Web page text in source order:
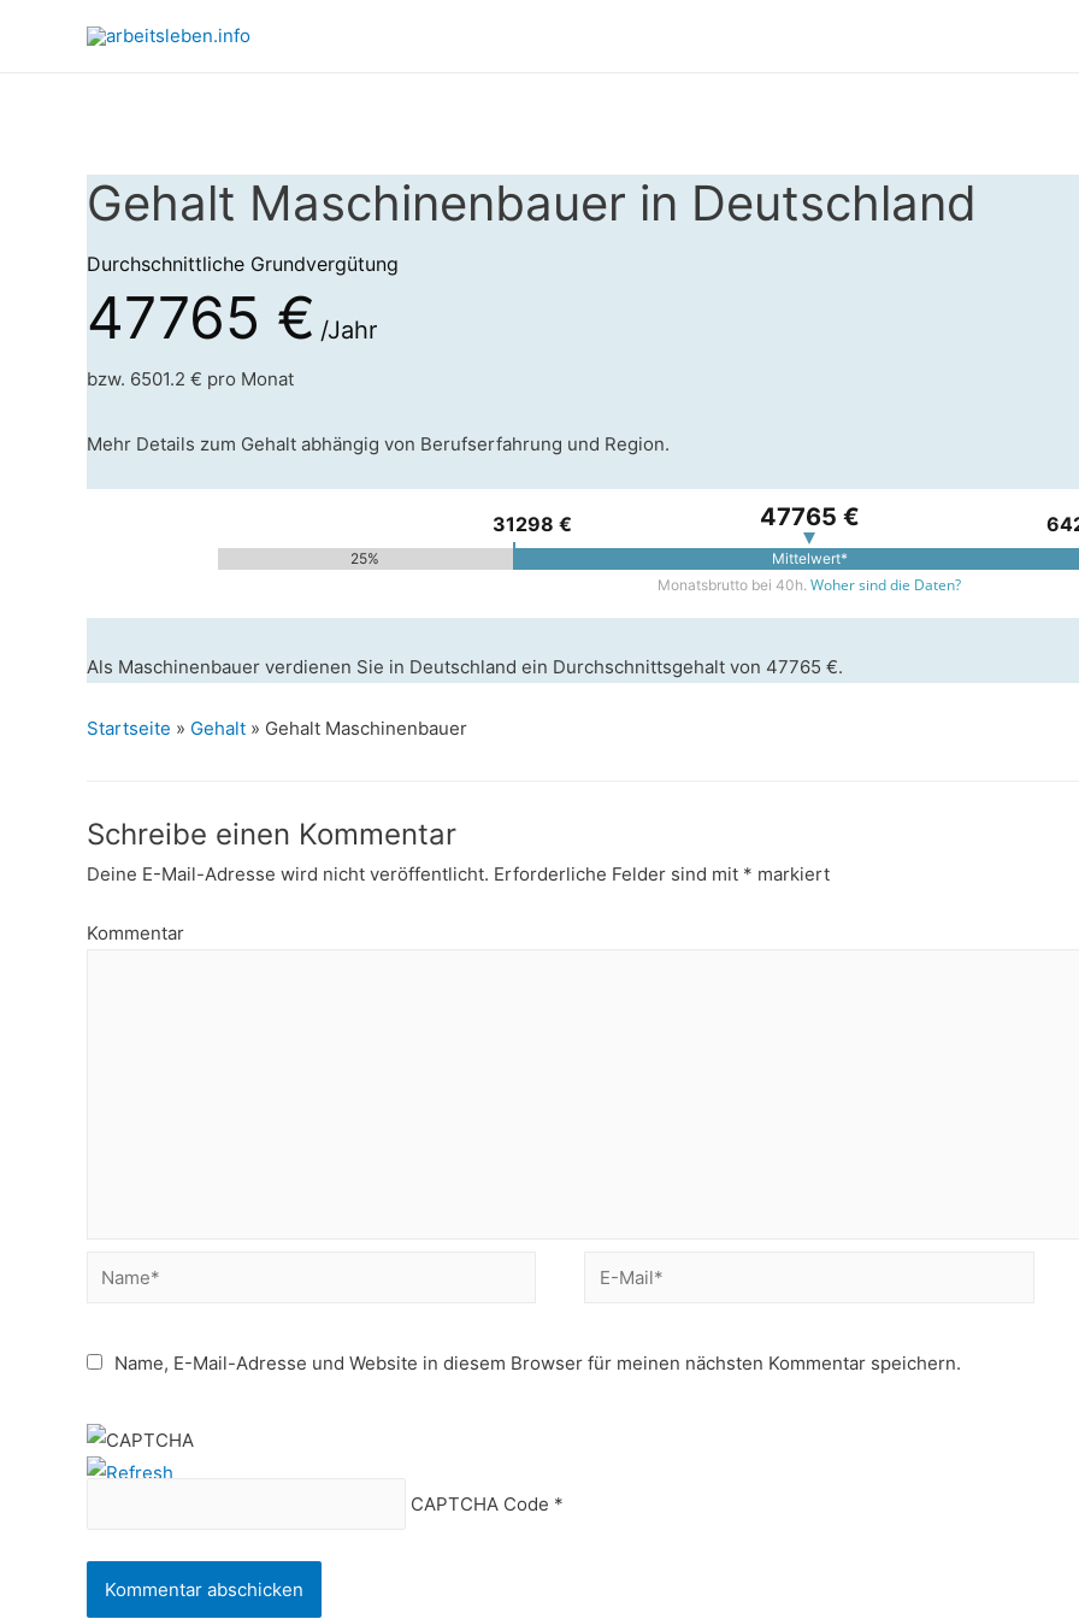
Gehalt Maschinenbauer in Deutschland
Durchschnittliche Grundvergütung
47765 € /Jahr
bzw. 6501.2 € pro Monat
Mehr Details zum Gehalt abhängig von Berufserfahrung und Region.
31298 € 47765 €
25%
Mittelwert*
Monatsbrutto bei 40h. Woher sind die Daten?
Als Maschinenbauer verdienen Sie in Deutschland ein Durchschnittsgehalt von 47765 €.
Startseite » Gehalt » Gehalt Maschinenbauer
Schreibe einen Kommentar
Deine E-Mail-Adresse wird nicht veröffentlicht. Erforderliche Felder sind mit * markiert
Kommentar
Name*
E-
Name, E-Mail-Adresse und Website in diesem Browser für meinen nächsten Kommentar speichern.
CAPTCHA Code *